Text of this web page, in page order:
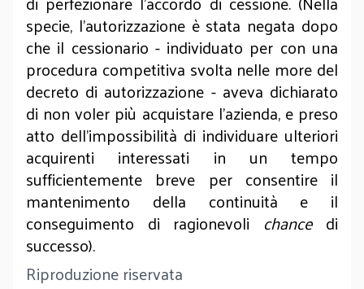
specie, l'autorizzazione è stata negata dopo
che il cessionario - individuato per con una
procedura competitiva svolta nelle more del
decreto di autorizzazione - aveva dichiarato
di non voler più acquistare l'azienda, e preso
atto dell'impossibilità di individuare ulteriori
acquirenti interessati in un tempo
sufficientemente breve per consentire il
mantenimento della continuità e il
conseguimento di ragionevoli chancedi
successo).
Riproduzione riservata